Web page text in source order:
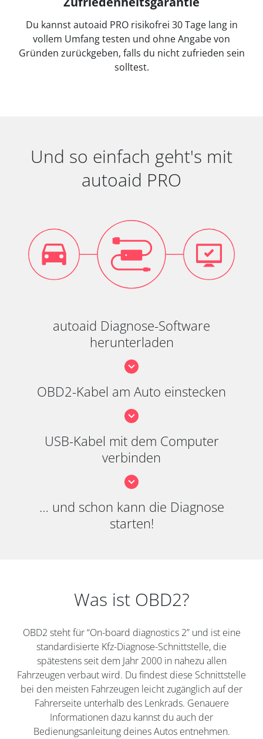
Du kannst autoaid PRO risikofrei 30 Tage lang in
vollem Umfang testen und ohne Angabe von
Gründen zurückgeben, falls du nicht zufrieden sein
solltest.
Und so einfach geht's mit
autoaid PRO
autoaid Diagnose-Software
herunterladen
OBD2-Kabel am Auto einstecken
USB-Kabel mit dem Computer
verbinden
… und schon kann die Diagnose
starten!
Was ist OBD2?
OBD2 steht für “On-board diagnostics 2” und ist eine
standardisierte Kfz-Diagnose-Schnittstelle, die
spätestens seit dem Jahr 2000 in nahezu allen
Fahrzeugen verbaut wird. Du findest diese Schnittstelle
bei den meisten Fahrzeugen leicht zugänglich auf der
Fahrerseite unterhalb des Lenkrads. Genauere
Informationen dazu kannst du auch der
Bedienungsanleitung deines Autos entnehmen.